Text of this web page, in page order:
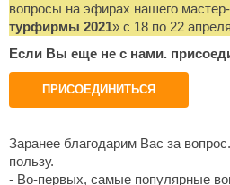
вопросы на эфирах нашего
турфирмы 2021» с 18 по 22
Если Вы еще не с нами.
ПРИСОЕДИНИТЬСЯ
Заранее благодарим Вас за
пользу.
- Во-первых, самые популярные